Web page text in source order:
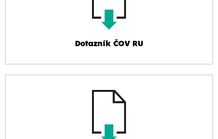
Dotazník ČOV RU